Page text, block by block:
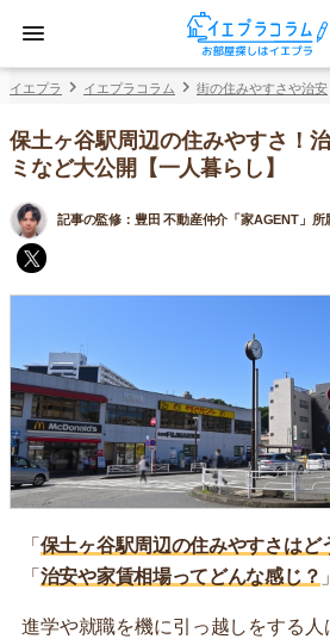
イエプラ イエプラコラム 街の住みやすさや治安
保土ヶ谷駅周辺の住みやすさ！
ミなど大公開【一人暮らし】
記事の監修： 豊田 不動産仲介「家AGENT」所
「 保土ヶ谷駅周辺の住みやすさはど
「 治安や家賃相場ってどんな感じ？ 」
進学や就職を機に引っ越しをする人